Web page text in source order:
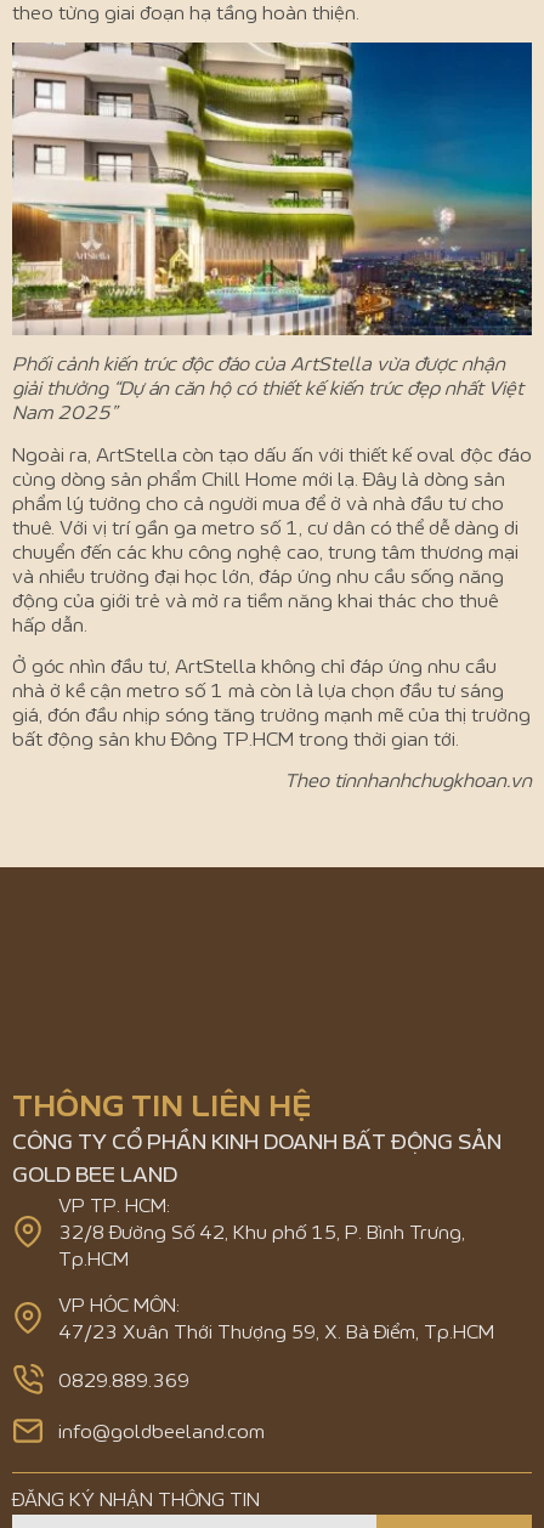
theo từng giai đoạn hạ tầng hoàn thiện.
Phối cảnh kiến trúc độc đáo của ArtStella vừa được nhận
giải thưởng “Dự án căn hộ có thiết kế kiến trúc đẹp nhất Việt
Nam 2025”
Ngoài ra, ArtStella còn tạo dấu ấn với thiết kế oval độc đáo
cùng dòng sản phẩm Chill Home mới lạ. Đây là dòng sản
phẩm lý tưởng cho cả người mua để ở và nhà đầu tư cho
thuê. Với vị trí gần ga metro số 1, cư dân có thể dễ dàng di
chuyển đến các khu công nghệ cao, trung tâm thương mại
và nhiều trường đại học lớn, đáp ứng nhu cầu sống năng
động của giới trẻ và mở ra tiềm năng khai thác cho thuê
hấp dẫn.
Ở góc nhìn đầu tư, ArtStella không chỉ đáp ứng nhu cầu
nhà ở kề cận metro số 1 mà còn là lựa chọn đầu tư sáng
giá, đón đầu nhịp sóng tăng trưởng mạnh mẽ của thị trường
bất động sản khu Đông TP.HCM trong thời gian tới.
Theo tinnhanhchugkhoan.vn
THÔNG TIN LIÊN HỆ
CÔNG TY CỔ PHẦN KINH DOANH BẤT ĐỘNG SẢN
GOLD BEE LAND
VP TP. HCM:
32/8 Đường Số 42, Khu phố 15, P. Bình Trưng,
Tp.HCM
VP HÓC MÔN:
47/23 Xuân Thới Thượng 59, X. Bà Điểm, Tp.HCM
0829.889.369
info@goldbeeland.com
ĐĂNG KÝ NHẬN THÔNG TIN